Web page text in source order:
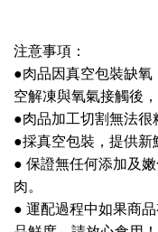
注意事項：
●肉品因真空包裝缺氧
空解凍與氧氣接觸後
●肉品加工切割無法很
●採真空包裝，提供新
● 保證無任何添加及
肉。
● 運配過程中如果商